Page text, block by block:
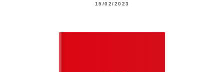
15/02/2023